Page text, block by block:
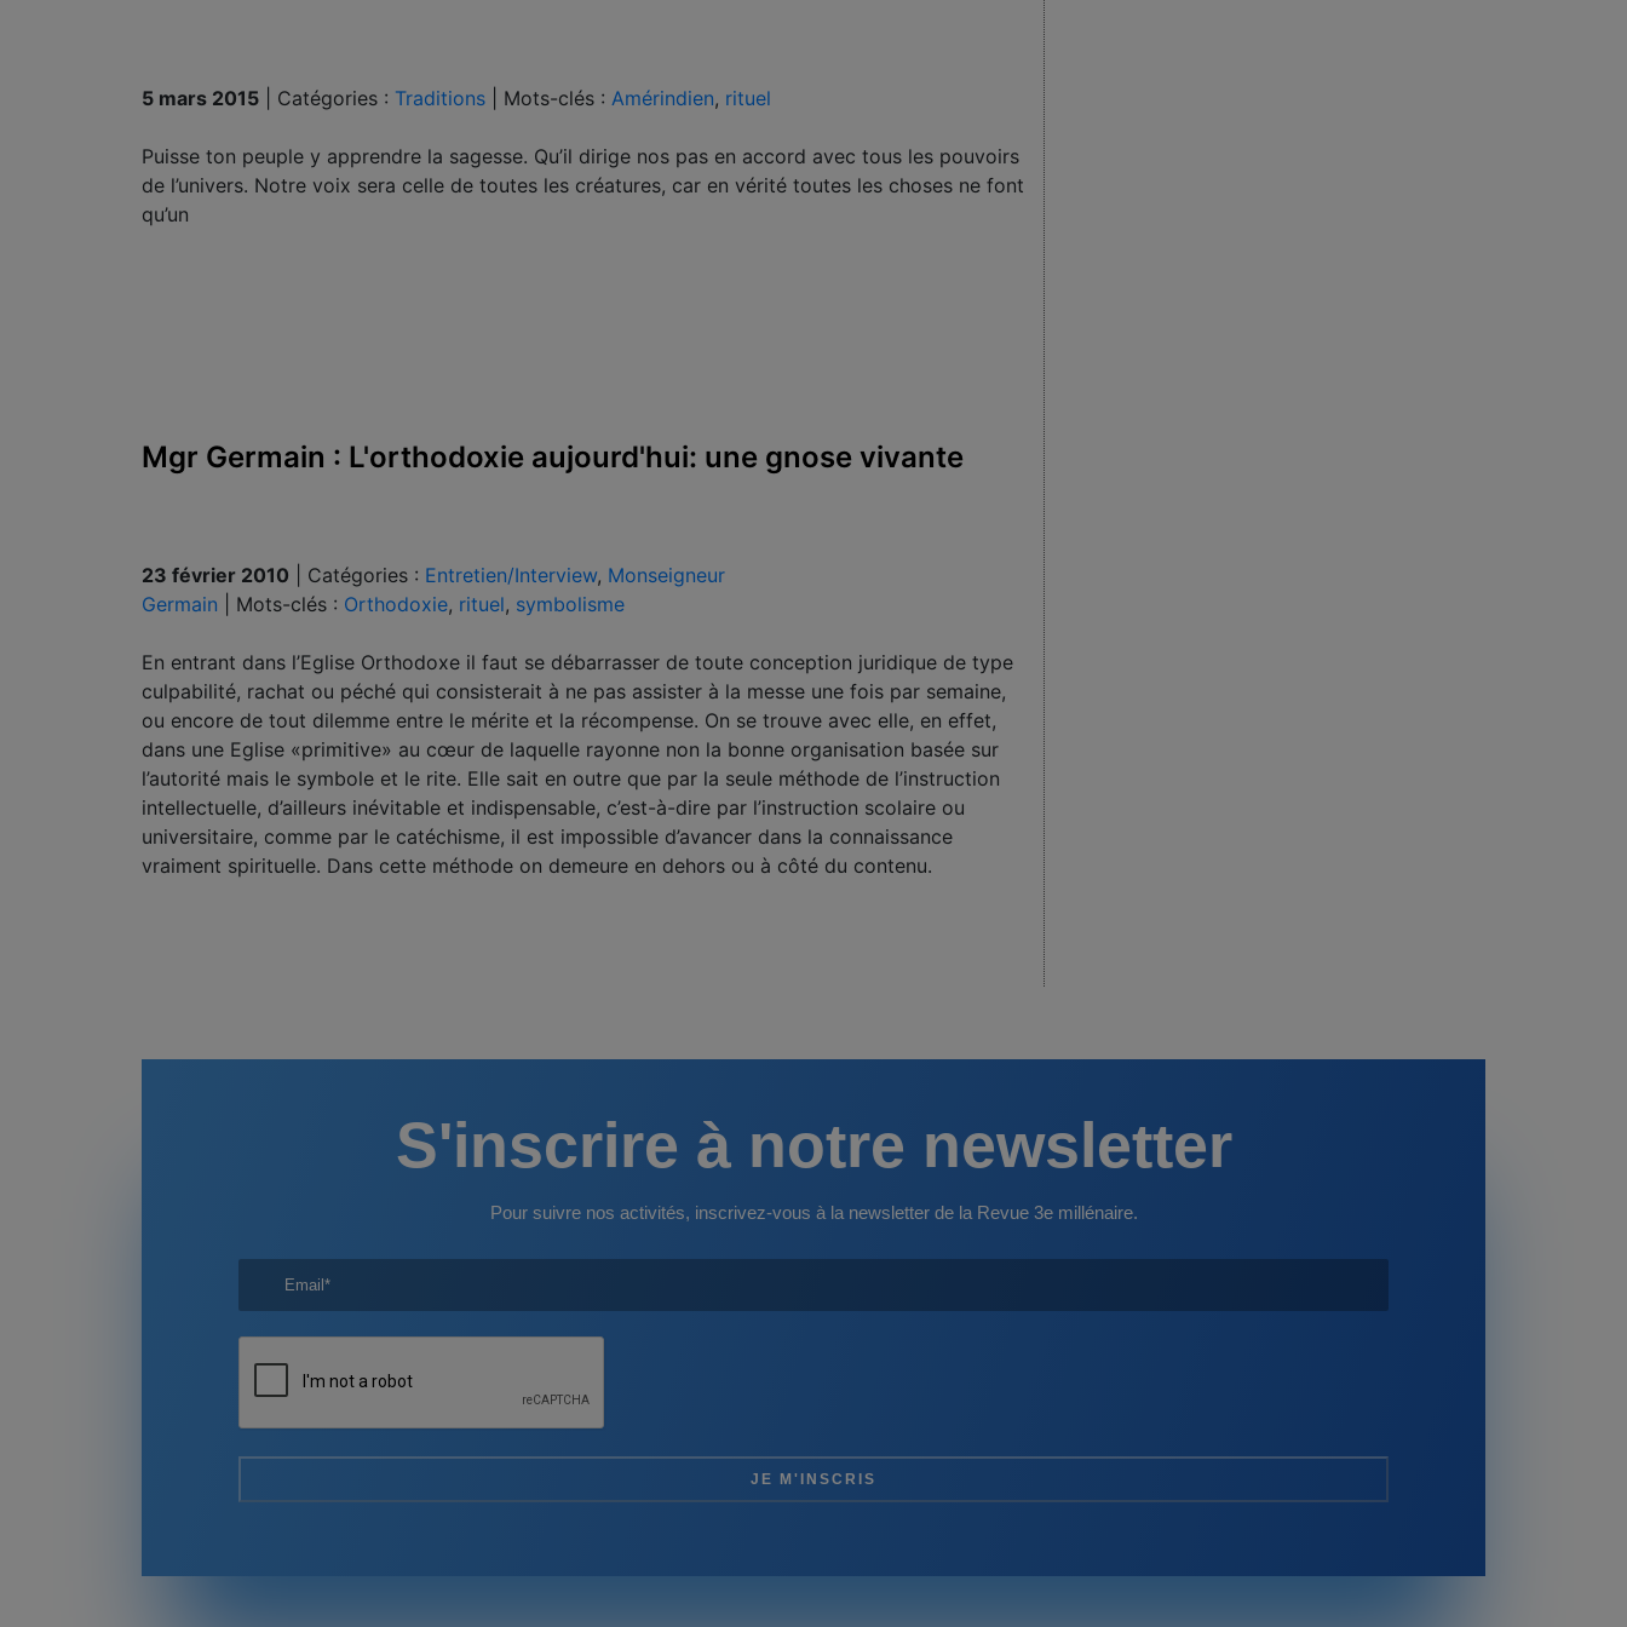
5 mars 2015 Catégories : Traditions Mots-clés : Amérindien, rituel
Puisse ton peuple y apprendre la sagesse. Qu’il dirige nos pas en accord avec tous les pouvoirs
de l’univers. Notre voix sera celle de toutes les créatures, car en vérité tou­tes les choses ne font
qu’un
Mgr Germain : L'orthodoxie aujourd'hui: une gnose vivante
23 février 2010 Catégories : Entretien/Interview, Monseigneur
Germain
Mots-clés : Orthodoxie, rituel, symbolisme
En entrant dans l’Eglise Orthodoxe il faut se débarrasser de toute conception juridique de type
culpabilité, rachat ou péché qui consisterait à ne pas assister à la messe une fois par semaine,
ou encore de tout dilemme entre le mérite et la récompense. On se trouve avec elle, en effet,
dans une Eglise «primitive» au cœur de laquelle rayonne non la bonne organisation basée sur
l’autorité mais le symbole et le rite. Elle sait en outre que par la seule méthode de l’instruction
intellectuelle, d’ailleurs inévitable et indispensable, c’est-à-dire par l’instruction scolaire ou
universitaire, comme par le catéchisme, il est impossible d’avancer dans la connaissance
vraiment spirituelle. Dans cette méthode on demeure en dehors ou à côté du contenu.
S'inscrire à notre newsletter
Pour suivre nos activités, inscrivez-vous à la newsletter de la Revue 3e millénaire.